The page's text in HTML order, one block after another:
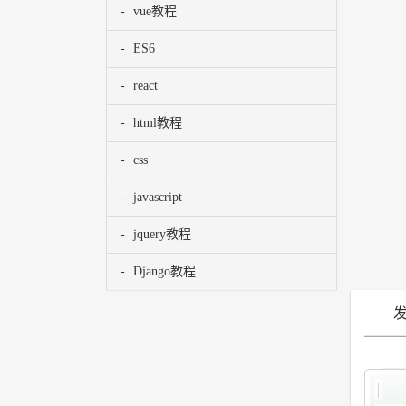
vue教程
ES6
react
html教程
css
javascript
jquery教程
Django教程